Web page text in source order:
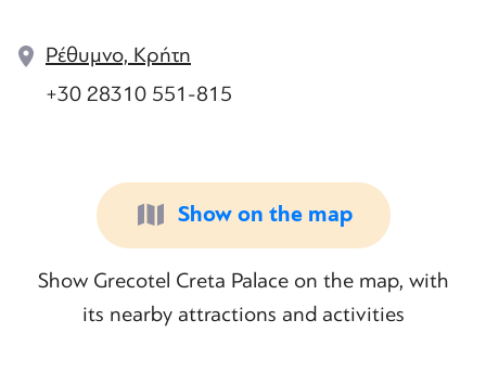
Ρέθυμνο, Κρήτη
+30 28310 551-815
Show on the map
Show Grecotel Creta Palace on the map, with
its nearby attractions and activities